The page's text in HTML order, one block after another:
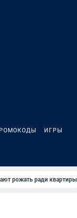
ИГРЫ
рожать ради квартиры